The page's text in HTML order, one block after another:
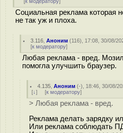
Социальная реклама которая
не так уж и плоха.
3.116 ,Аноним (116), 17:08, 30/08/
[к модератору]
Любая реклама - вред.
помогла улучшить браузер.
4.135 ,Аноним (-), 18:46, 30/08/
[↓] [к модератору]
> Любая реклама - вред.
Реклама делать зарядку
Или реклама соблюдать